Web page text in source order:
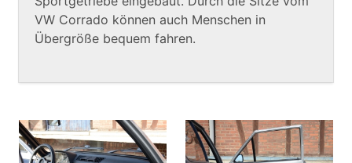
VW Corrado können auch Menschen in
Übergröße bequem fahren.